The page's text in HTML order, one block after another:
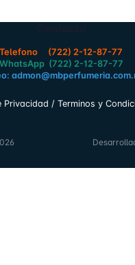
Telefono (722) 2-12-87-77
WhatsApp (722) 2-12-87-77
Privacidad / Terminos y